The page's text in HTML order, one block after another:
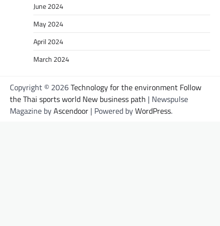
June 2024
May 2024
April 2024
March 2024
Copyright © 2026Technology for the environment Follow
the Thai sports world New business path | Newspulse
Magazine byAscendoor | Powered byWordPress.